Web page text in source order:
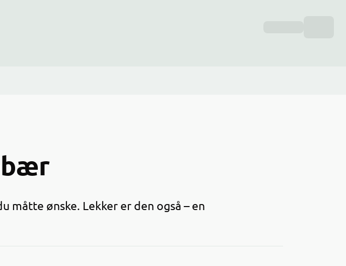
måtte ønske. Lekker er den også – en